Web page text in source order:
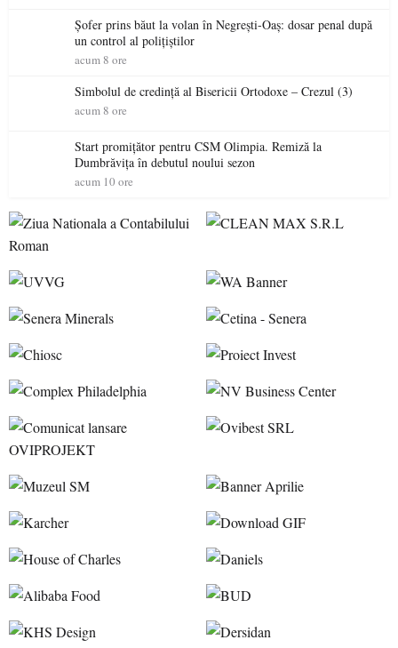
Șofer prins băut la volan în Negrești-Oaș: dosar penal după
un control al polițiștilor
acum 8 ore
Simbolul de credinţă al Bisericii Ortodoxe – Crezul (3)
acum 8 ore
Start promițător pentru CSM Olimpia. Remiză la
Dumbrăvița în debutul noului sezon
acum 10 ore